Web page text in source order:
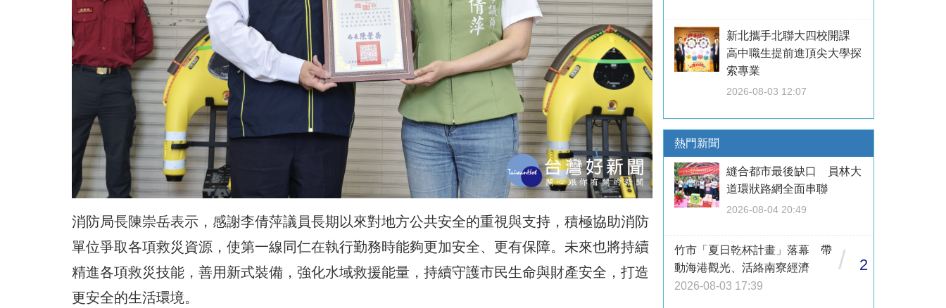
消防局長陳崇岳表示，感謝李倩萍議員長期以來對地方公共安全的重視與支持，積極協助消防
單位爭取各項救災資源，使第一線同仁在執行勤務時能夠更加安全、更有保障。未來也將持續
精進各項救災技能，善用新式裝備，強化水域救援能量，持續守護市民生命與財產安全，打造
更安全的生活環境。
新北攜手北聯大四校開課
高中職生提前進頂尖大學探
索專業
2026-08-03 12:07
熱門新聞
縫合都市最後缺口 員林大
道環狀路網全面串聯
2026-08-04 20:49
竹市「夏日乾杯計畫」落幕 帶
動海港觀光、活絡南寮經濟
2026-08-03 17:39
/ 2